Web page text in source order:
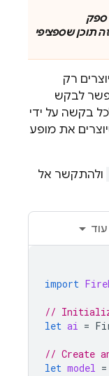
שספציפי
רק
לבקש
בקשה על ידי
את מופע
אל
עוד
import
//
let ai =
// Create
let model